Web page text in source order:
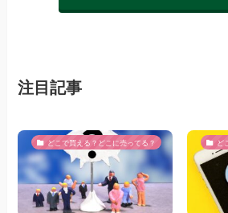
注目記事
どこで買える？どこに売ってる？ ど